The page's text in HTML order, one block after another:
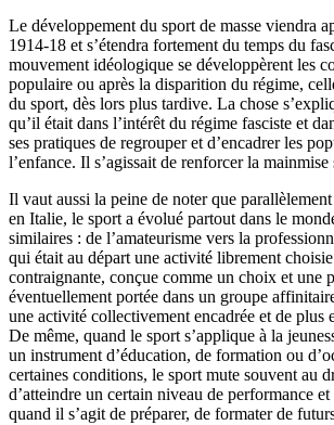
Le développement du sport de masse viendra
1914-18 et s’étendra fortement du temps du
mouvement idéologique se développèrent les
populaire ou après la disparition du régime,
du sport, dès lors plus tardive. La chose
qu’il était dans l’intérêt du régime fasciste et
ses pratiques de regrouper et d’encadrer les
l’enfance. Il s’agissait de renforcer la
Il vaut aussi la peine de noter que
en Italie, le sport a évolué partout dans le
similaires : de l’amateurisme vers la
qui était au départ une activité librement
contraignante, conçue comme un choix et une
éventuellement portée dans un groupe
une activité collectivement encadrée et de plus
De même, quand le sport s’applique à la
un instrument d’éducation, de formation ou
certaines conditions, le sport mute souvent au
d’atteindre un certain niveau de performance et
quand il s’agit de préparer, de formater de